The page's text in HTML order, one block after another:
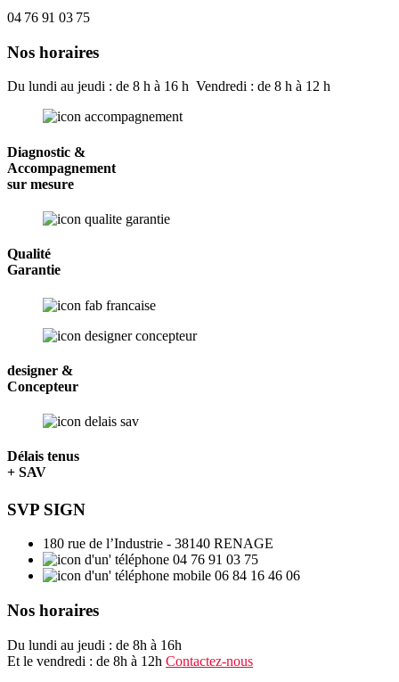
04 76 91 03 75
Nos horaires
Du lundi au jeudi : de 8 h à 16 h Vendredi : de 8 h à 12 h
Diagnostic &
Accompagnement
sur mesure
Qualité
Garantie
designer &
Concepteur
Délais tenus
+ SAV
SVP SIGN
180 rue de l’Industrie - 38140 RENAGE
04 76 91 03 75
06 84 16 46 06
Nos horaires
Du lundi au jeudi : de 8h à 16h
Et le vendredi : de 8h à 12h Contactez-nous